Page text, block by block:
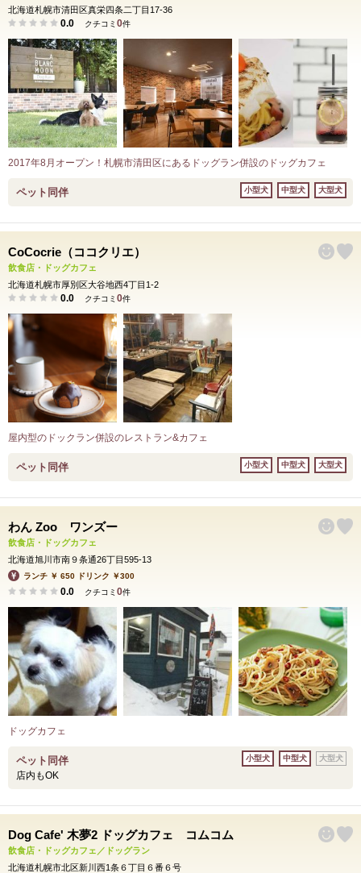
北海道札幌市清田区真栄四条二丁目17-36
0.0 クチコミ 0件
2017年8月オープン！札幌市清田区にあるドッグラン併設のドッグカフェ
ペット同伴 小型犬 中型犬 大型犬
CoCocrie（ココクリエ）
飲食店・ドッグカフェ
北海道札幌市厚別区大谷地西4丁目1-2
0.0 クチコミ 0件
屋内型のドックラン併設のレストラン&カフェ
ペット同伴 小型犬 中型犬 大型犬
わん Zoo ワンズー
飲食店・ドッグカフェ
北海道旭川市南９条通26丁目595-13
ランチ ￥ 650 ドリンク ￥300
0.0 クチコミ 0件
ドッグカフェ
ペット同伴
店内もOK
小型犬 中型犬 大型犬
Dog Cafe' 木夢2 ドッグカフェ コムコム
飲食店・ドッグカフェ／ドッグラン
北海道札幌市北区新川西1条６丁目６番６号